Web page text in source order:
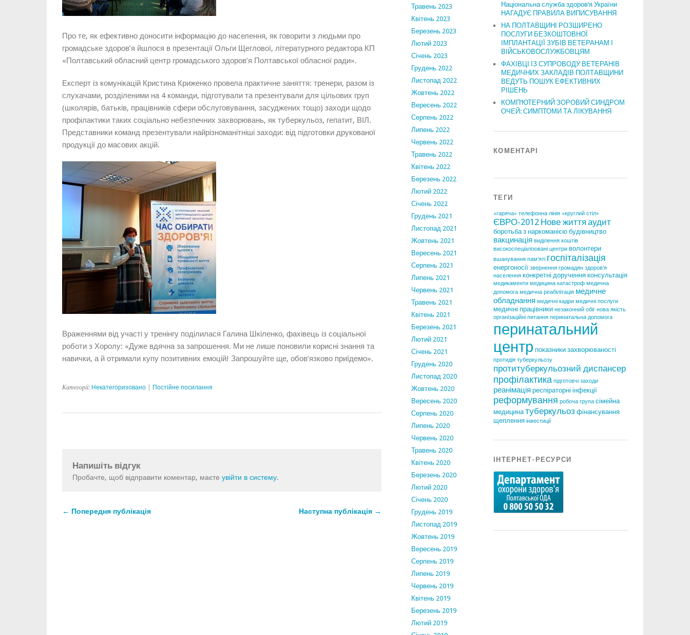
Про те, як ефективно доносити інформацію до населення, як говорити з людьми про
громадське здоров’я йшлося в презентації Ольги Щеглової, літературного редактора КП
«Полтавський обласний центр громадського здоров’я Полтавської обласної ради».
Експерт із комунікацій Кристина Криженко провела практичне заняття: тренери, разом із
слухачами, розділеними на 4 команди, підготували та презентували для цільових груп
(школярів, батьків, працівників сфери обслуговування, засуджених тощо) заходи щодо
профілактики таких соціально небезпечних захворювань, як туберкульоз, гепатит, ВІЛ.
Представники команд презентували найрізноманітніші заходи: від підготовки друкованої
продукції до масових акцій.
Враженнями від участі у тренінгу поділилася Галина Шкіленко, фахівець із соціальної
роботи з Хоролу: «Дуже вдячна за запрошення. Ми не лише поновили корисні знання та
навички, а й отримали купу позитивних емоцій! Запрошуйте ще, обов’язково приїдемо».
Категорії: Некатегоризовано Постійне посилання
Напишіть відгук
Пробачте, щоб відправити коментар, маєте увійти в систему.
← Попередня публікація Наступна публікація →
Травень 2023
Квітень 2023
Березень 2023
Лютий 2023
Січень 2023
Грудень 2022
Листопад 2022
Жовтень 2022
Вересень 2022
Серпень 2022
Липень 2022
Червень 2022
Травень 2022
Квітень 2022
Березень 2022
Лютий 2022
Січень 2022
Грудень 2021
Листопад 2021
Жовтень 2021
Вересень 2021
Серпень 2021
Липень 2021
Червень 2021
Травень 2021
Квітень 2021
Березень 2021
Лютий 2021
Січень 2021
Грудень 2020
Листопад 2020
Жовтень 2020
Вересень 2020
Серпень 2020
Липень 2020
Червень 2020
Травень 2020
Квітень 2020
Березень 2020
Лютий 2020
Січень 2020
Грудень 2019
Листопад 2019
Жовтень 2019
Вересень 2019
Серпень 2019
Липень 2019
Червень 2019
Квітень 2019
Березень 2019
Лютий 2019
Національна служба здоров’я України
НАГАДУЄ ПРАВИЛА ВИПИСУВАННЯ
НА ПОЛТАВЩИНІ РОЗШИРЕНО
ПОСЛУГИ БЕЗКОШТОВНОЇ
ІМПЛАНТАЦІЇ ЗУБІВ ВЕТЕРАНАМ І
ВІЙСЬКОВОСЛУЖБОВЦЯМ
ФАХІВЦІ ІЗ СУПРОВОДУ ВЕТЕРАНІВ
МЕДИЧНИХ ЗАКЛАДІВ ПОЛТАВЩИНИ
ВЕДУТЬ ПОШУК ЕФЕКТИВНИХ
РІШЕНЬ
КОМП’ЮТЕРНИЙ ЗОРОВИЙ СИНДРОМ
ОЧЕЙ: СИМПТОМИ ТА ЛІКУВАННЯ
КОМЕНТАРІ
ТЕГИ
«гаряча» телефонна лінія «круглий стіл»
ЄВРО-2012 Нове життя аудит
боротьба з наркоманією будівництво
вакцинація виділення коштів
високоспеціалізовані центри волонтери
вшанування пам'яті госпіталізація
енергоносії звернення громадян здоров'я
населення конкретні доручення консультація
медикаменти медицина катастроф медична
допомога медична реабілітація медичне
обладнання медичні кадри медичні послуги
медичні працівники незаконний обіг нова якість
організаційні питання перинатальна допомога
перинатальний
центр показники захворюваності
протидія туберкульозу
протитуберкульозний диспансер
профілактика підготовчі заходи
реанімація респіраторні інфекції
реформування робоча група сімейна
медицина туберкульоз фінансування
щеплення інвестиції
ІНТЕРНЕТ-РЕСУРСИ